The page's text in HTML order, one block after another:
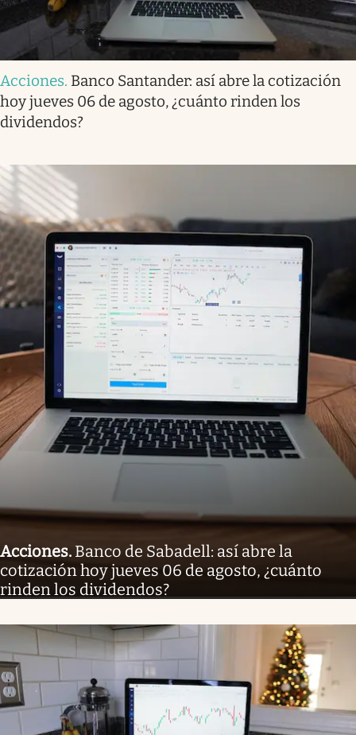
Acciones. Banco Santander: así abre la cotización
hoy jueves 06 de agosto, ¿cuánto rinden los
dividendos?
Acciones. Banco de Sabadell: así abre la
cotización hoy jueves 06 de agosto, ¿cuánto
rinden los dividendos?